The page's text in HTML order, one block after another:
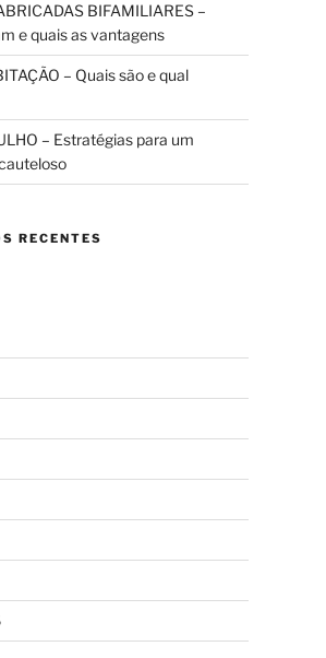
BIFAMILIARES –
e quais as vantagens
– Quais são e qual
– Estratégias para um
RECENTES